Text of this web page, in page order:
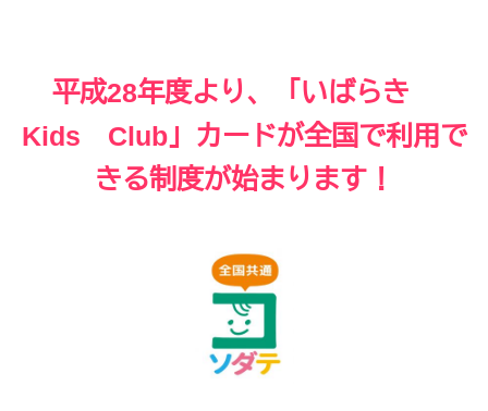
平成28年度より、「いばらき
Kids
Club」カードが全国で利用で
きる制度が始まります！